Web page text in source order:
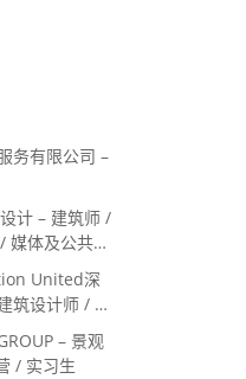
务有限公司 –
计 – 建筑师 /
媒体及公共关
United深
筑设计师 / 室
– 景观
/ 实习生